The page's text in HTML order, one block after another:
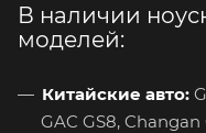
В наличии
моделей:
Китайские авто:
GAC GS8, Changan